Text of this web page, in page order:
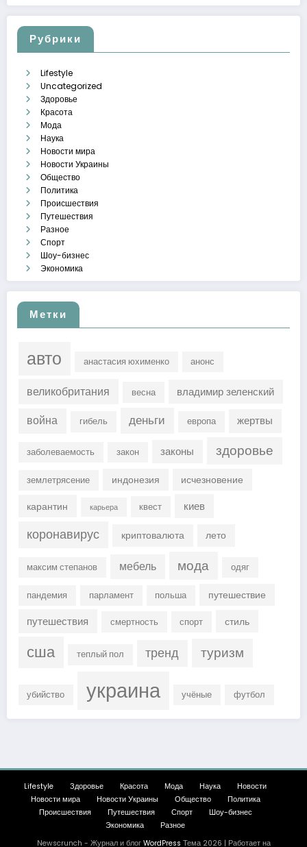
Рубрики
Lifestyle
Uncategorized
Здоровье
Красота
Мода
Наука
Новости мира
Новости Украины
Общество
Политика
Происшествия
Путешествия
Разное
Спорт
Шоу-бизнес
Экономика
Метки
авто анастасия юхименко анонс
великобритания весна владимир зеленский
война гибель деньги европа жертвы
заболеваемость закон законы здоровье
землетрясение индонезия
исчезновение
карантин
карьера квест киев
коронавирус криптовалюта лето
максим степанов мебель мода одяг
пандемия парламент польша путешествие
путешествия смертность спорт стиль
сша теплый пол тренд туризм
убийство украина учёные футбол
Lifestyle Здоровье Красота Мода Наука
Новости
Новости мира
Новости Украины Общество
Политика
Происшествия
Путешествия Спорт
Шоу-бизнес
Экономика
Разное
Newscrunch - Журнал и блог WordPress Тема 2026 | Работает на